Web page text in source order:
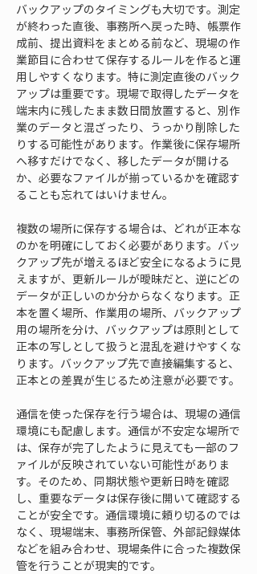
バックアップのタイミングも大切です。測定
が終わった直後、事務所へ戻った時、帳票作
成前、提出資料をまとめる前など、現場の作
業節目に合わせて保存するルールを作ると運
用しやすくなります。特に測定直後のバック
アップは重要です。現場で取得したデータを
端末内に残したまま数日間放置すると、別作
業のデータと混ざったり、うっかり削除した
りする可能性があります。作業後に保存場所
へ移すだけでなく、移したデータが開ける
か、必要なファイルが揃っているかを確認す
ることも忘れてはいけません。
複数の場所に保存する場合は、どれが正本な
のかを明確にしておく必要があります。バッ
クアップ先が増えるほど安全になるように見
えますが、更新ルールが曖昧だと、逆にどの
データが正しいのか分からなくなります。正
本を置く場所、作業用の場所、バックアップ
用の場所を分け、バックアップは原則として
正本の写しとして扱うと混乱を避けやすくな
ります。バックアップ先で直接編集すると、
正本との差異が生じるため注意が必要です。
通信を使った保存を行う場合は、現場の通信
環境にも配慮します。通信が不安定な場所で
は、保存が完了したように見えても一部のフ
ァイルが反映されていない可能性がありま
す。そのため、同期状態や更新日時を確認
し、重要なデータは保存後に開いて確認する
ことが安全です。通信環境に頼り切るのでは
なく、現場端末、事務所保管、外部記録媒体
などを組み合わせ、現場条件に合った複数保
管を行うことが現実的です。